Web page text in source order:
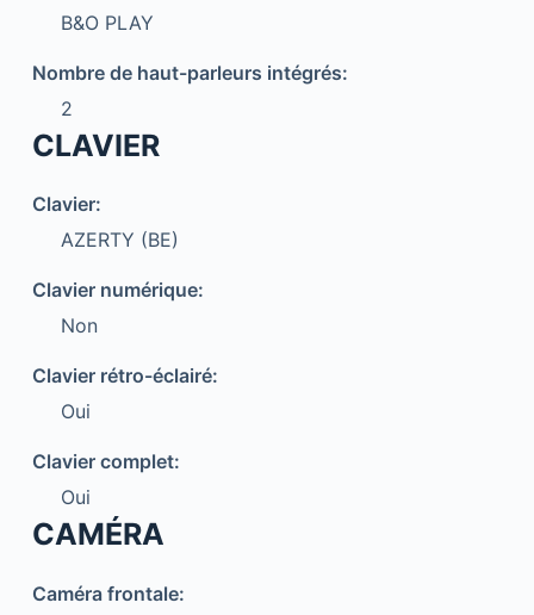
B&O PLAY
Nombre de haut-parleurs intégrés:
2
CLAVIER
Clavier:
AZERTY (BE)
Clavier numérique:
Non
Clavier rétro-éclairé:
Oui
Clavier complet:
Oui
CAMÉRA
Caméra frontale: